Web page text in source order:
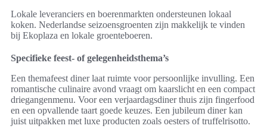
Lokale leveranciers en boerenmarkten ondersteunen lokaal
koken. Nederlandse seizoensgroenten zijn makkelijk te vinden
bij Ekoplaza en lokale groenteboeren.
Specifieke feest- of gelegenheidsthema’s
Een themafeest diner laat ruimte voor persoonlijke invulling. Een
romantische culinaire avond vraagt om kaarslicht en een compact
driegangenmenu. Voor een verjaardagsdiner thuis zijn fingerfood
en een opvallende taart goede keuzes. Een jubileum diner kan
juist uitpakken met luxe producten zoals oesters of truffelrisotto.